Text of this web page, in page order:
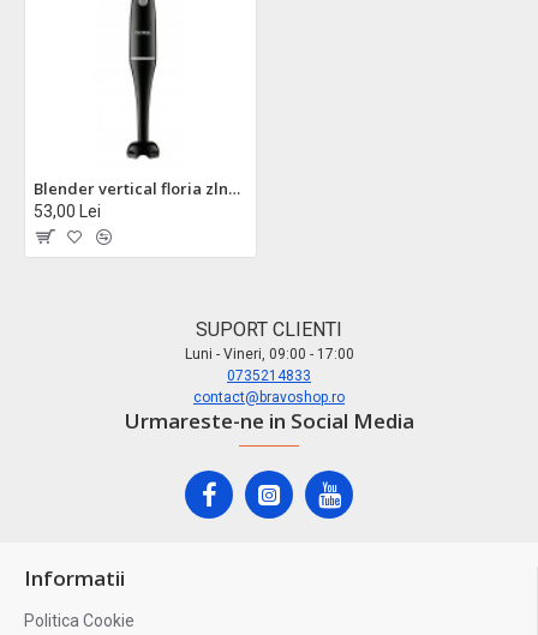
Blender vertical floria zln7982 - putere 200w, lame otel inoxidabil, design compact
53,00 Lei
SUPORT CLIENTI
Luni - Vineri, 09:00 - 17:00
0735214833
contact@bravoshop.ro
Urmareste-ne in Social Media
Informatii
Politica Cookie